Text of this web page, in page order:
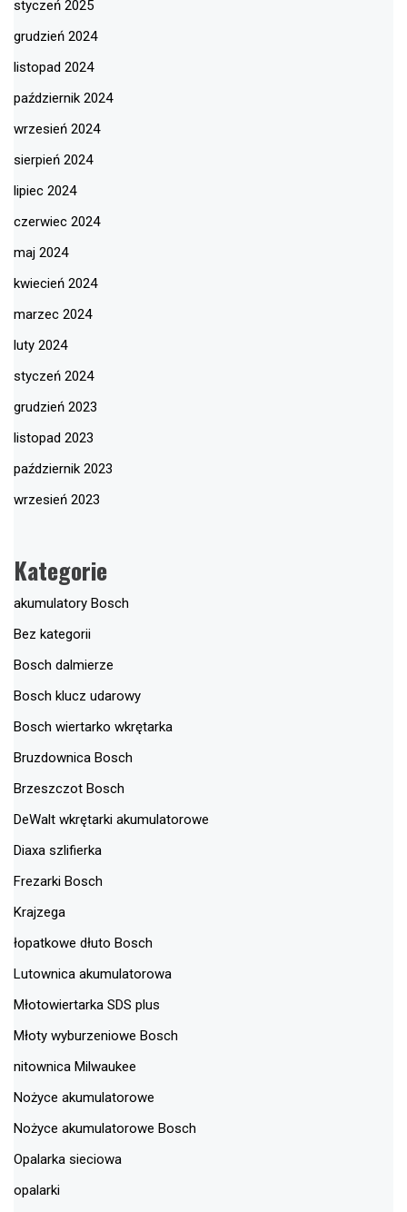
styczeń 2025
grudzień 2024
listopad 2024
październik 2024
wrzesień 2024
sierpień 2024
lipiec 2024
czerwiec 2024
maj 2024
kwiecień 2024
marzec 2024
luty 2024
styczeń 2024
grudzień 2023
listopad 2023
październik 2023
wrzesień 2023
Kategorie
akumulatory Bosch
Bez kategorii
Bosch dalmierze
Bosch klucz udarowy
Bosch wiertarko wkrętarka
Bruzdownica Bosch
Brzeszczot Bosch
DeWalt wkrętarki akumulatorowe
Diaxa szlifierka
Frezarki Bosch
Krajzega
łopatkowe dłuto Bosch
Lutownica akumulatorowa
Młotowiertarka SDS plus
Młoty wyburzeniowe Bosch
nitownica Milwaukee
Nożyce akumulatorowe
Nożyce akumulatorowe Bosch
Opalarka sieciowa
opalarki